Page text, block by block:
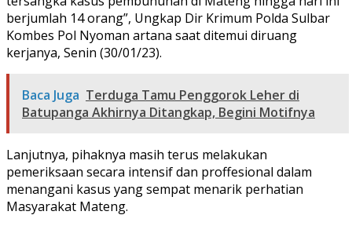
berjumlah 14 orang”, Ungkap Dir Krimum Polda Sulbar
Kombes Pol Nyoman artana saat ditemui diruang
kerjanya, Senin (30/01/23).
Baca Juga Terduga Tamu Penggorok Leher di
Batupanga Akhirnya Ditangkap, Begini Motifnya
Lanjutnya, pihaknya masih terus melakukan
pemeriksaan secara intensif dan proffesional dalam
menangani kasus yang sempat menarik perhatian
Masyarakat Mateng.